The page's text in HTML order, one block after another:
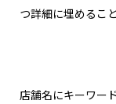
つ詳細に埋めるこ
店舗名にキーワー